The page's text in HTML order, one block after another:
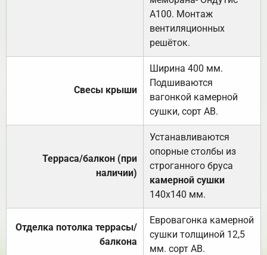
А100. Монтаж
вентиляционных
решёток.
Свесы крыши
Ширина 400 мм.
Подшиваются
вагонкой камерной
сушки, сорт АВ.
Терраса/балкон (при
наличии)
Устанавливаются
опорные столбы из
строганного бруса
камерной сушки
140х140 мм.
Отделка потолка террасы/
балкона
Евровагонка камерной
сушки толщиной 12,5
мм. сорт АВ.